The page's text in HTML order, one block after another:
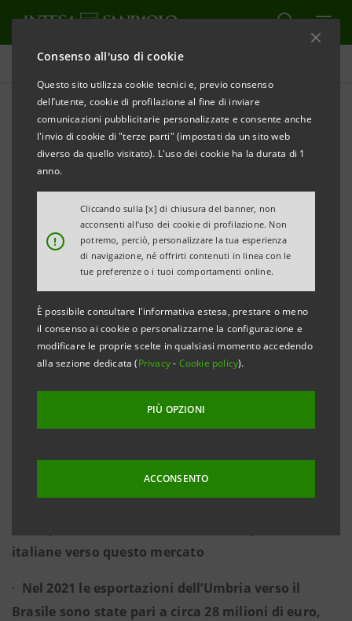
Consenso all'uso di cookie
Questo sito utilizza cookie tecnici e, previo consenso
dell’utente, cookie di profilazione al fine di inviare
comunicazioni pubblicitarie personalizzate e consente anche
l'invio di cookie di "terze parti" (impostati da un sito web
diverso da quello visitato). L'uso dei cookie ha la durata di 1
anno.
!
Cliccando sulla [x] di chiusura del banner, non
acconsenti all’uso dei cookie di profilazione. Non
potremo, perciò, personalizzare la tua esperienza
di navigazione, né offrirti contenuti in linea con le
tue preferenze o i tuoi comportamenti online.
È possibile consultare l'informativa estesa, prestare o meno
il consenso ai cookie o personalizzarne la configurazione e
modificare le proprie scelte in qualsiasi momento accedendo
alla sezione dedicata (Privacy- Cookie policy).
PIÙ OPZIONI
ACCONSENTO
Comunicati stampa
STAMPA AGGIORNA
SECONDO APPUNTAMENTO UMBRO DISMART
INTERNATIONAL TOUR :
SVILUPPO ALL’ESTERO DELLE PMI
Terza edizione del tour promosso da Intesa
Sanpaolo, quest’anno in collaborazione con SACE,
per sostenere la crescita internazionale delle
imprese clienti
Tappa odierna dedicata alle PMI dell’Umbria, con
focus su Stati Uniti e Brasile e sulle agevolazioni ed
Gli Stati Uniti rappresentano il secondo sbocco
commerciale dei prodotti umbri con circa il 10%
delle esportazioni regionali. Nel 2021 l’Umbria ha
italiane verso questo mercato
· Nel 2021 le esportazioni dell’Umbria verso il
Brasile sono state pari a circa 28 milioni di euro,